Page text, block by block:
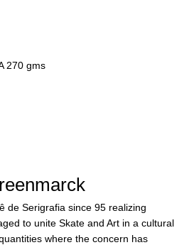
270 gms
de Serigrafia since 95 realizing
to unite Skate and Art in a cultural
where the concern has